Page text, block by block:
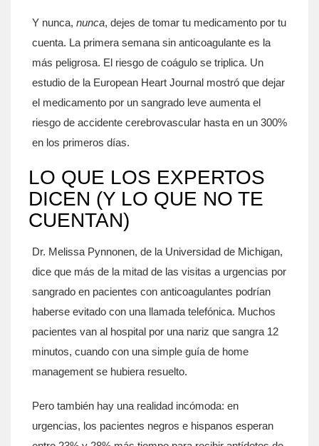
Y nunca, nunca, dejes de tomar tu medicamento por tu
cuenta. La primera semana sin anticoagulante es la
más peligrosa. El riesgo de coágulo se triplica. Un
estudio de la European Heart Journal mostró que dejar
el medicamento por un sangrado leve aumenta el
riesgo de accidente cerebrovascular hasta en un 300%
en los primeros días.
LO QUE LOS EXPERTOS
DICEN (Y LO QUE NO TE
CUENTAN)
Dr. Melissa Pynnonen, de la Universidad de Michigan,
dice que más de la mitad de las visitas a urgencias por
sangrado en pacientes con anticoagulantes podrían
haberse evitado con una llamada telefónica. Muchos
pacientes van al hospital por una nariz que sangra 12
minutos, cuando con una simple guía de home
management se hubiera resuelto.
Pero también hay una realidad incómoda: en
urgencias, los pacientes negros e hispanos esperan